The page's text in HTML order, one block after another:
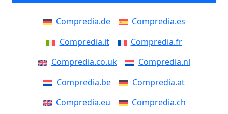
Compredia.de
Compredia.es
Compredia.it
Compredia.fr
Compredia.co.uk
Compredia.nl
Compredia.be
Compredia.at
Compredia.eu
Compredia.ch